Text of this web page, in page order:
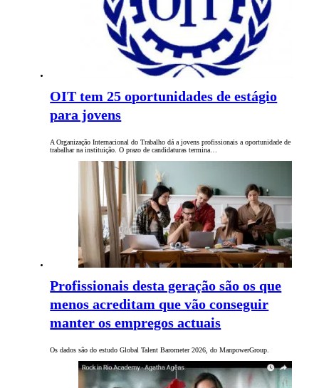
OIT tem 25 oportunidades de estágio
para jovens
A Organização Internacional do Trabalho dá a jovens profissionais a oportunidade de
trabalhar na instituição. O prazo de candidaturas termina…
Profissionais desta geração são os que
menos acreditam que vão conseguir
manter os empregos actuais
Os dados são do estudo Global Talent Barometer 2026, do ManpowerGroup.